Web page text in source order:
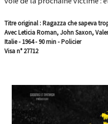
Titre original : Ragazza che sapeva
Avec Leticia Roman, John Saxon,
Italie - 1964 - 90 min - Policier
Visa n° 27712